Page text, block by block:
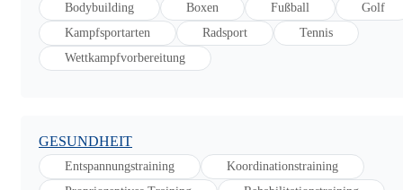
Bodybuilding
Boxen Fußball
Golf
Kampfsportarten
Radsport
Tennis
Wettkampfvorbereitung
GESUNDHEIT
Entspannungstraining
Koordinationstraining